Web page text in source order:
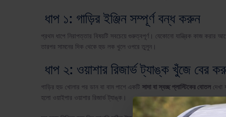
ধাপ ১: গাড়ির ইঞ্জিন সম্পূর্ণ বন্ধ করুন
প্রথম ধাপে নিরাপত্তার বিষয়টি সবচেয়ে গুরুত্বপূর্ণ। যেকোনো যান্ত্রিক কাজ করার
তারপর সামনের দিক থেকে হুড লক খুলে ওপরে তুলুন।
ধাপ ২: ওয়াশার রিজার্ভ ট্যাঙ্ক খুঁজে বের
গাড়ির হুড খোলার পর ডান বা বাম পাশে একটি সাদা বা স্বচ্ছ প্লাস্টিকের বোতলদেখা
হলো ওয়াইপার ওয়াশার রিজার্ভ ট্যাঙ্ক।